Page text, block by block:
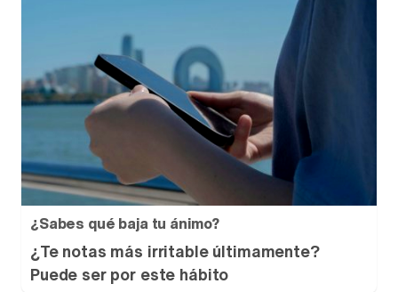
¿Sabes qué baja tu ánimo?
¿Te notas más irritable últimamente?
Puede ser por este hábito